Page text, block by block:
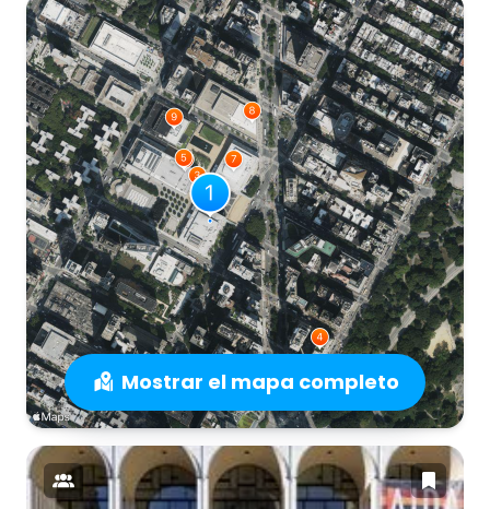
Mostrar el mapa completo